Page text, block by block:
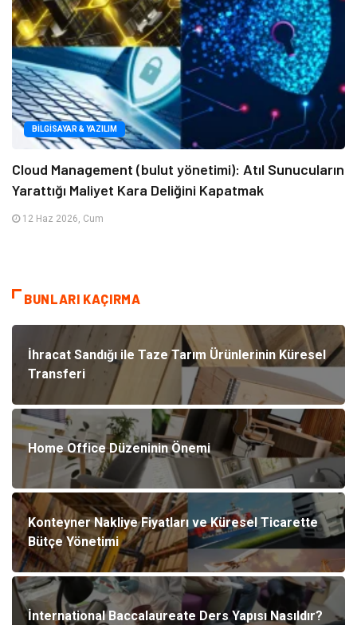
BILGISAYAR & YAZILIM
Cloud Management (bulut yönetimi): Atıl Sunucuların
Yarattığı Maliyet Kara Deliğini Kapatmak
12 Haz 2026, Cum
BUNLARI KAÇIRMA
İhracat Sandığı ile Taze Tarım Ürünlerinin Küresel
Transferi
Home Office Düzeninin Önemi
Konteyner Nakliye Fiyatları ve Küresel Ticarette
Bütçe Yönetimi
İnternational Baccalaureate Ders Yapısı Nasıldır?